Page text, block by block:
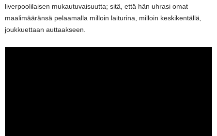
liverpoolilaisen mukautuvaisuutta; sitä, että hän uhrasi omat
maalimääränsä pelaamalla milloin laiturina, milloin keskikentällä,
joukkuettaan auttaakseen.